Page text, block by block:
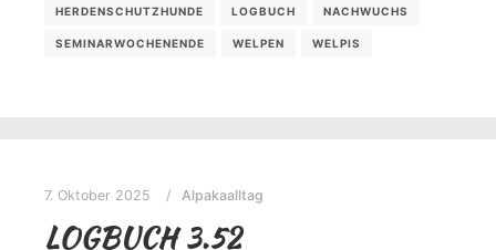
HERDENSCHUTZHUNDE LOGBUCH NACHWUCHS
SEMINARWOCHENENDE WELPEN WELPIS
7. Oktober 2025 Alpakaalltag
LOGBUCH 3.52